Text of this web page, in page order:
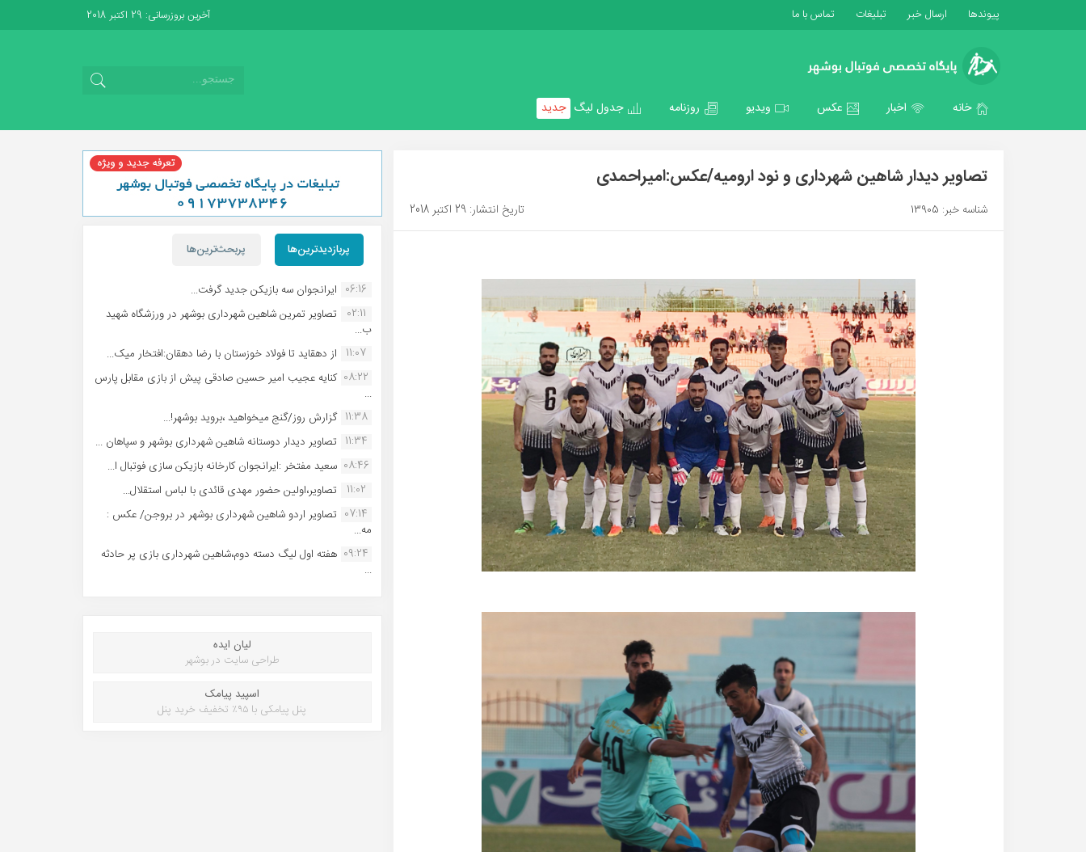
پیوندها ارسال خبر تبلیغات تماس با ما آخرین بروزرسانی: 29 اکتبر 2018
خانه اخبار عکس ویدیو روزنامه جدول لیگ جدید
تصاویر دیدار شاهین شهرداری و نود ارومیه/عکس:امیراحمدی
شناسه خبر: 13905 تاریخ انتشار: 29 اکتبر 2018
پربازدیدترین‌ها پربحث‌ترین‌ها
06:16 ایرانجوان سه بازیکن جدید گرفت...
02:11
تصاویر تمرین شاهین شهردارى بوشهر در ورزشگاه شهید
ب...
11:07 از دهقاید تا فولاد خوزستان با رضا دهقان:افتخار میک...
08:22 کنایه عجیب امیر حسین صادقی پیش از بازی مقابل پارس
...
11:38 گزارش روز/گنج میخواهید ،بروید بوشهر!...
11:34 تصاویر دیدار دوستانه شاهین شهردارى بوشهر و سپاهان ...
08:46 سعید مفتخر :ایرانجوان کارخانه بازیکن سازی فوتبال ا...
11:02
تصاویر،اولین حضور مهدی قائدی با لباس استقلال...
07:14 تصاویر اردو شاهین شهرداری بوشهر در بروجن/ عکس :
مه...
09:24 هفته اول لیگ دسته دوم،شاهین شهرداری بازی پر حادثه
...
لیان ایده
طراحی سایت در بوشهر
اسپید پیامک
پنل پیامکی با ۹۵٪ تخفیف خرید پنل